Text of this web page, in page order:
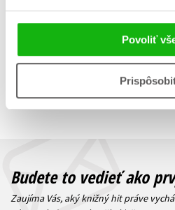
Povoliť
Zobrazujem 1 až 1 z celkových 1
Predchádzajúci
Budete to vedieť ako
Zaujíma Vás, aký knižný hit práve